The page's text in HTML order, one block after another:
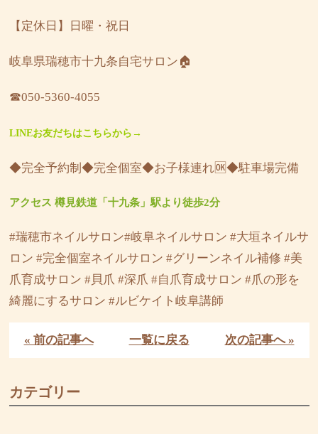
【定休日】日曜・祝日
岐阜県瑞穂市十九条自宅サロン🏠
☎︎050-5360-4055
LINEお友だちはこちらから→
◆完全予約制◆完全個室◆お子様連れ🆗◆駐車場完備
アクセス 樽見鉄道「十九条」駅より徒歩2分
#瑞穂市ネイルサロン#岐阜ネイルサロン #大垣ネイルサ
ロン #完全個室ネイルサロン #グリーンネイル補修 #美
爪育成サロン #貝爪 #深爪 #自爪育成サロン #爪の形を
綺麗にするサロン #ルビケイト岐阜講師
« 前の記事へ 一覧に戻る 次の記事へ »
カテゴリー